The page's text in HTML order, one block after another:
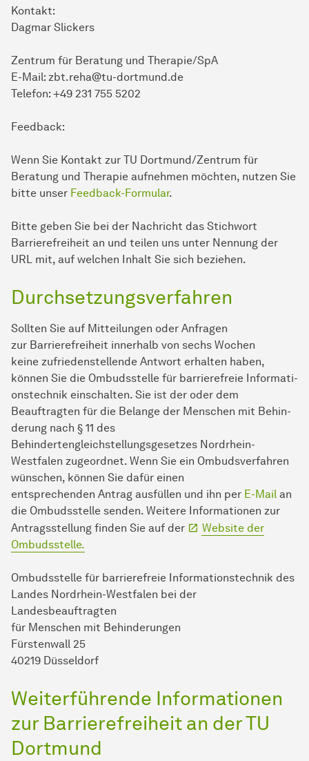
Kontakt:
Dagmar Slickers
Zentrum für Beratung und Therapie/SpA
E-Mail: zbt.reha@tu-dortmund.de
Telefon: +49 231 755 5202
Feedback:
Wenn Sie Kontakt zur TU Dortmund/Zentrum für
Beratung und Therapie aufnehmen möchten, nutzen Sie
bitte unser Feedback-Formular.
Bitte geben Sie bei der Nachricht das Stichwort
Barrierefreiheit an und teilen uns unter Nennung der
URL mit, auf welchen Inhalt Sie sich beziehen.
Durchsetzungsverfahren
Sollten Sie auf Mitteilungen oder Anfragen
zur Barrierefreiheit innerhalb von sechs Wochen
keine zufriedenstellende Antwort erhalten haben,
können Sie die Ombudsstelle für barrierefreie In­for­ma­ti­
ons­tech­nik einschalten. Sie ist der oder dem
Beauftragten für die Belange der Men­schen mit Be­hin­
derung nach § 11 des
Behindertengleichstellungsgesetzes Nordrhein-
Westfalen zugeordnet. Wenn Sie ein Ombudsverfahren
wünschen, können Sie dafür einen
entsprechenden Antrag ausfüllen und ihn per E-Mail an
die Ombudsstelle senden. Weitere Informationen zur
Antragsstellung finden Sie auf der
Website der
Ombudsstelle.
Ombudsstelle für barrierefreie In­for­ma­ti­ons­tech­nik des
Landes Nordrhein-Westfalen bei der
Landesbeauftragten
für Men­schen mit Be­hin­de­run­gen
Fürstenwall 25
40219 Düsseldorf
Weiterführende In­for­ma­ti­onen
zur Barrierefreiheit an der TU
Dort­mund